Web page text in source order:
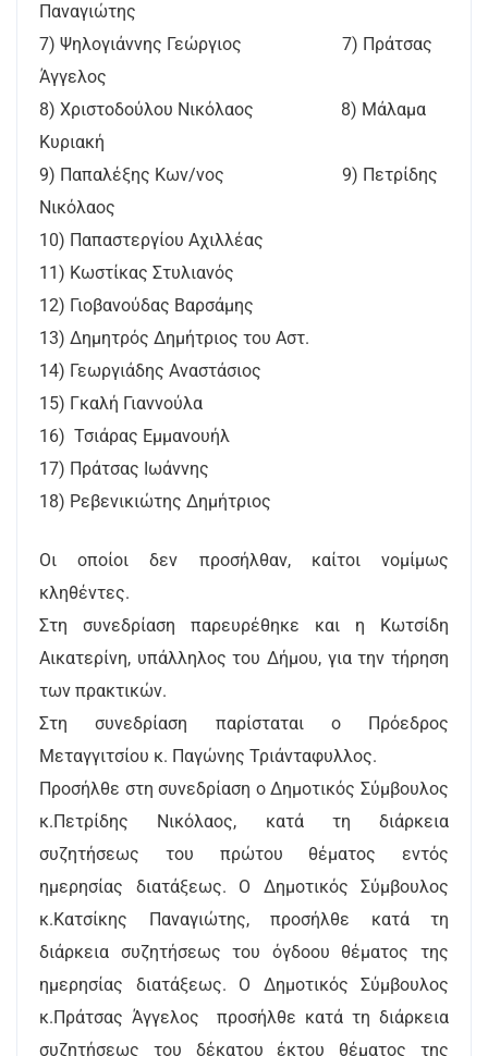
Παναγιώτης
7) Ψηλογιάννης Γεώργιος 7) Πράτσας
Άγγελος
8) Χριστοδούλου Νικόλαος 8) Μάλαμα
Κυριακή
9) Παπαλέξης Κων/νος 9) Πετρίδης
Νικόλαος
10) Παπαστεργίου Αχιλλέας
11) Κωστίκας Στυλιανός
12) Γιοβανούδας Βαρσάμης
13) Δημητρός Δημήτριος του Αστ.
14) Γεωργιάδης Αναστάσιος
15) Γκαλή Γιαννούλα
16) Τσιάρας Εμμανουήλ
17) Πράτσας Ιωάννης
18) Ρεβενικιώτης Δημήτριος
Οι οποίοι δεν προσήλθαν, καίτοι νομίμως
κληθέντες.
Στη συνεδρίαση παρευρέθηκε και η Κωτσίδη
Αικατερίνη, υπάλληλος του Δήμου, για την τήρηση
των πρακτικών.
Στη συνεδρίαση παρίσταται ο Πρόεδρος
Μεταγγιτσίου κ. Παγώνης Τριάνταφυλλος.
Προσήλθε στη συνεδρίαση ο Δημοτικός Σύμβουλος
κ.Πετρίδης Νικόλαος, κατά τη διάρκεια
συζητήσεως του πρώτου θέματος εντός
ημερησίας διατάξεως. Ο Δημοτικός Σύμβουλος
κ.Κατσίκης Παναγιώτης, προσήλθε κατά τη
διάρκεια συζητήσεως του όγδοου θέματος της
ημερησίας διατάξεως. Ο Δημοτικός Σύμβουλος
κ.Πράτσας Άγγελος προσήλθε κατά τη διάρκεια
συζητήσεως του δέκατου έκτου θέματος της